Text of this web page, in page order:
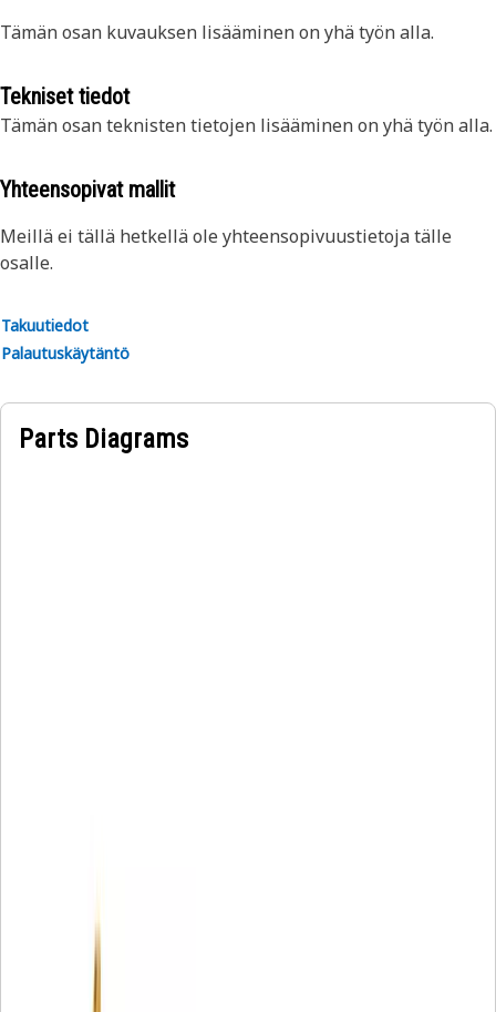
Tämän osan kuvauksen lisääminen on yhä työn alla.
Tekniset tiedot
Tämän osan teknisten tietojen lisääminen on yhä työn alla.
Yhteensopivat mallit
Meillä ei tällä hetkellä ole yhteensopivuustietoja tälle
osalle.
Takuutiedot
Palautuskäytäntö
Parts Diagrams